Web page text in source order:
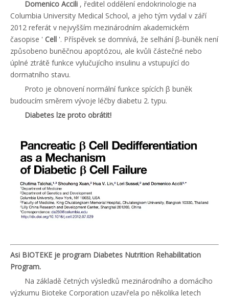
Domenico Accili , ředitel oddělení endokrinologie na
Columbia University Medical School, a jeho tým vydal v září
2012 referát v nejvyšším mezinárodním akademickém
časopise ' Cell '. Příspěvek se domnívá, že selhání β-buněk není
způsobeno buněčnou apoptózou, ale kvůli částečné nebo
úplné ztrátě funkce vylučujícího insulinu a vstupující do
dormatního stavu.
Proto je obnovení normální funkce spících β buněk
budoucím směrem vývoje léčby diabetu 2. typu.
Diabetes lze proto obrátit!
Asi BIOTEKE je program Diabetes Nutrition Rehabilitation
Program.
Na základě četných výsledků mezinárodního a domácího
výzkumu Bioteke Corporation uzavřela po několika letech